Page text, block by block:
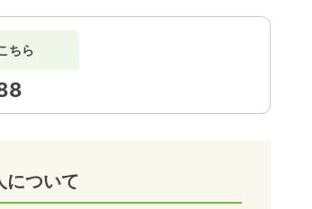
ちら
について